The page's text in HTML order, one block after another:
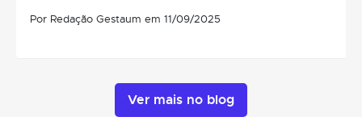
Por Redação Gestaum em 11/09/2025
Ver mais no blog